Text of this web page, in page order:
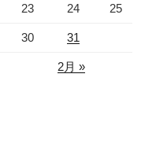
23 24 25
30 31
2月 »